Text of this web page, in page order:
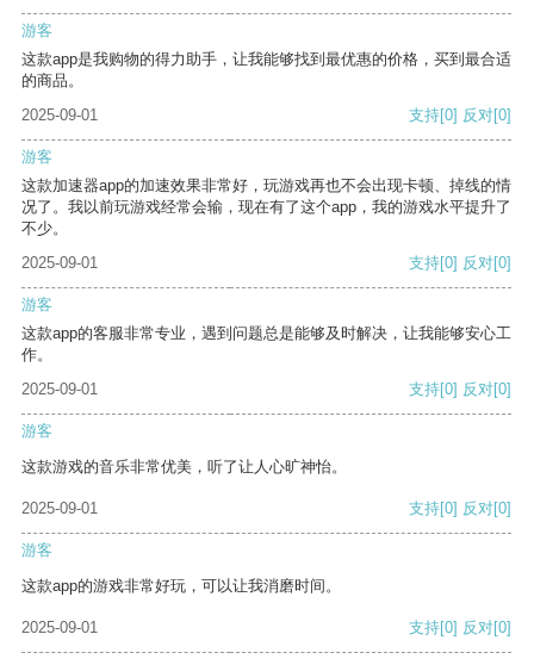
游客
这款app是我购物的得力助手，让我能够找到最优惠的价格，买到最合适
的商品。
2025-09-01
支持[0] 反对[0]
游客
这款加速器app的加速效果非常好，玩游戏再也不会出现卡顿、掉线的情
况了。我以前玩游戏经常会输，现在有了这个app，我的游戏水平提升了
不少。
2025-09-01
支持[0] 反对[0]
游客
这款app的客服非常专业，遇到问题总是能够及时解决，让我能够安心工
作。
2025-09-01
支持[0] 反对[0]
游客
这款游戏的音乐非常优美，听了让人心旷神怡。
2025-09-01 支持[0] 反对[0]
游客
这款app的游戏非常好玩，可以让我消磨时间。
2025-09-01 支持[0] 反对[0]